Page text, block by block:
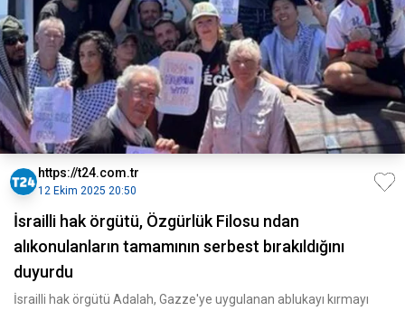
https://t24.com.tr
12 Ekim 2025 20:50
İsrailli hak örgütü, Özgürlük Filosu ndan
alıkonulanların tamamının serbest bırakıldığını
duyurdu
İsrailli hak örgütü Adalah, Gazze'ye uygulanan ablukayı kırmayı